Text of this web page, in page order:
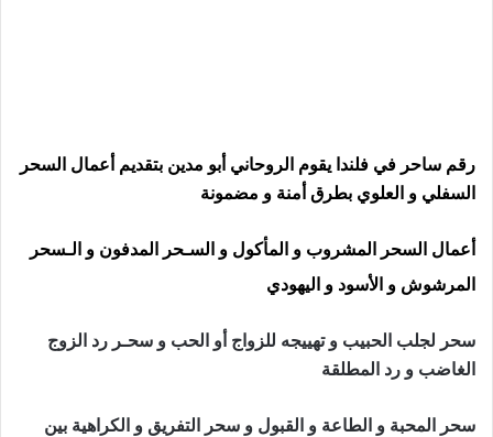
رقم ساحر في فلندا يقوم الروحاني أبو مدين بتقديم أعمال السحر
السفلي و العلوي بطرق أمنة و مضمونة
أعمال السحر المشروب و المأكول و السـحر المدفون و الـسحر
المرشوش و الأسود و اليهودي
سحر لجلب الحبيب و تهييجه للزواج أو الحب و سحـر رد الزوج
الغاضب و رد المطلقة
سحر المحبة و الطاعة و القبول و سحر التفريق و الكراهية بين